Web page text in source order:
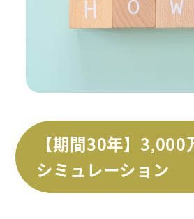
【期間30年】3,000
シミュレーション